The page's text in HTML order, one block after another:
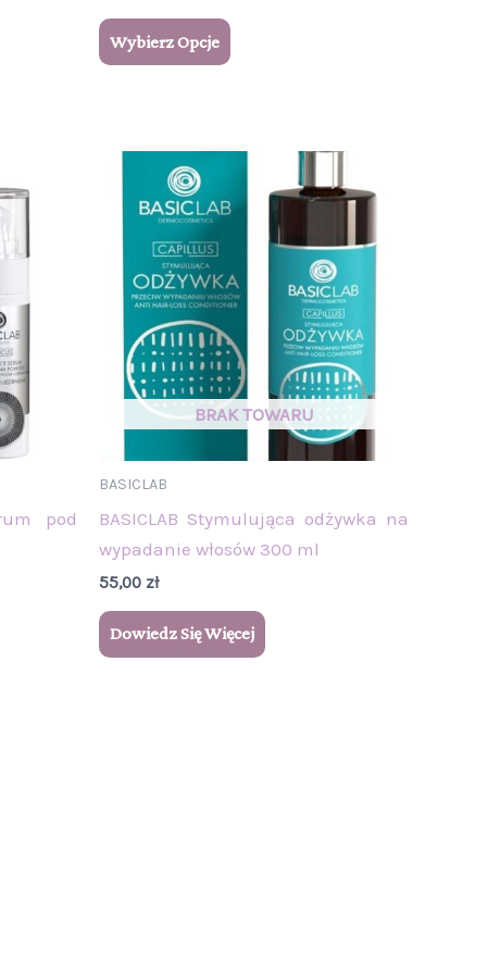
Wybierz Opcje
pod
BASICLAB
BASICLAB Stymulująca odżywka na
wypadanie włosów 300 ml
55,00 zł
Dowiedz Się Więcej